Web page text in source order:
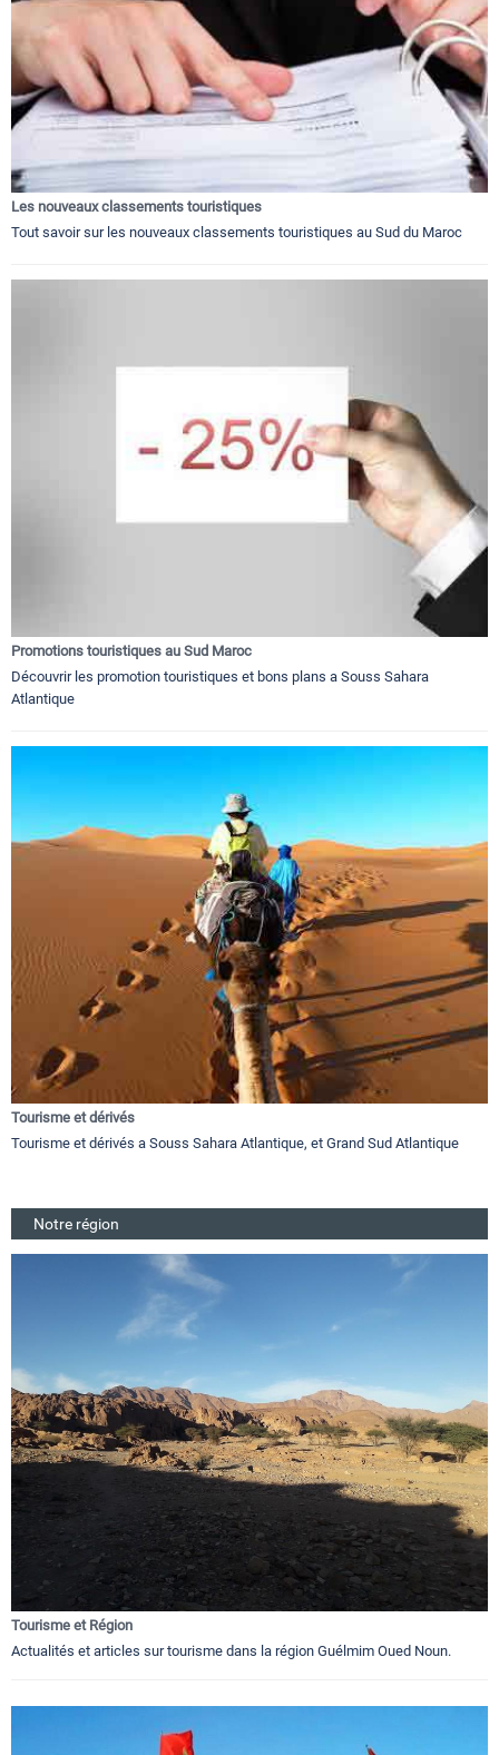
Les nouveaux classements touristiques
Tout savoir sur les nouveaux classements touristiques au Sud du Maroc
Promotions touristiques au Sud Maroc
Découvrir les promotion touristiques et bons plans a Souss Sahara
Atlantique
Tourisme et dérivés
Tourisme et dérivés a Souss Sahara Atlantique, et Grand Sud Atlantique
Notre région
Tourisme et Région
Actualités et articles sur tourisme dans la région Guélmim Oued Noun.